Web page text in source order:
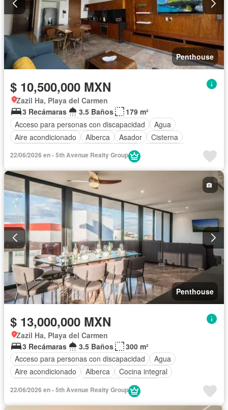
Penthouse
$ 10,500,000 MXN
Zazil Ha, Playa del Carmen
3 Recámaras
3.5 Baños
179 m²
Acceso para personas con discapacidad
Agua
Aire acondicionado
Alberca Asador
Cisterna
Cuarto de servicio
Internet
Recámara con closet
Vista panorámica
Zonas verdes
Completamente amueblado
22/06/2026 en - 5th Avenue Realty Group
Penthouse
$ 13,000,000 MXN
Zazil Ha, Playa del Carmen
3 Recámaras
3.5 Baños
300 m²
Acceso para personas con discapacidad
Agua
Aire acondicionado
Alberca
Cocina integral
Elevador
Recámara con closet
Azotea
22/06/2026 en - 5th Avenue Realty Group